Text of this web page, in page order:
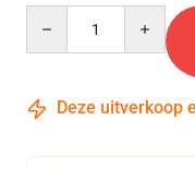
Deze uitverkoop